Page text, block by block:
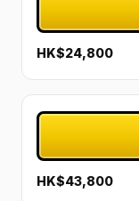
HK$24,800
HK$43,800